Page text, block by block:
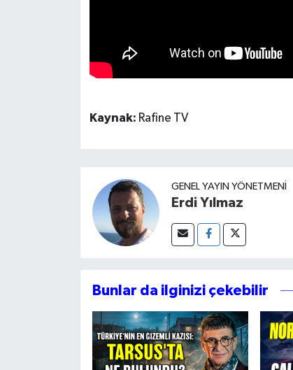
Kaynak: Rafine TV
GENEL YAYIN YÖNETMENI
Erdi Yılmaz
Bunlar da ilginizi çekebilir